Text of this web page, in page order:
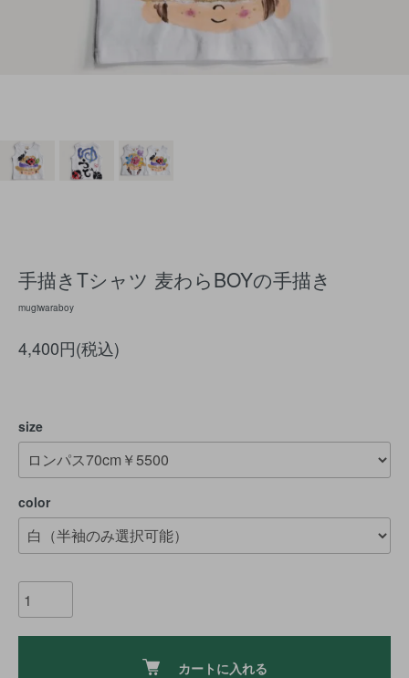
手描きTシャツ 麦わらBOYの手描き
mugiwaraboy
4,400円(税込)
size
color
カートに入れる